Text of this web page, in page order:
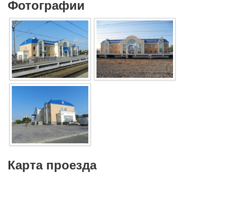
Фотографии
Карта проезда